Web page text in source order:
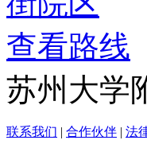
查看路线
苏州大学
联系我们 | 合作伙伴 | 法